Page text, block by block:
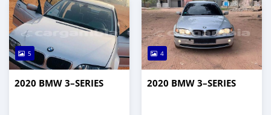
5
2020 BMW 3–SERIES
4
2020 BMW 3–SERIES